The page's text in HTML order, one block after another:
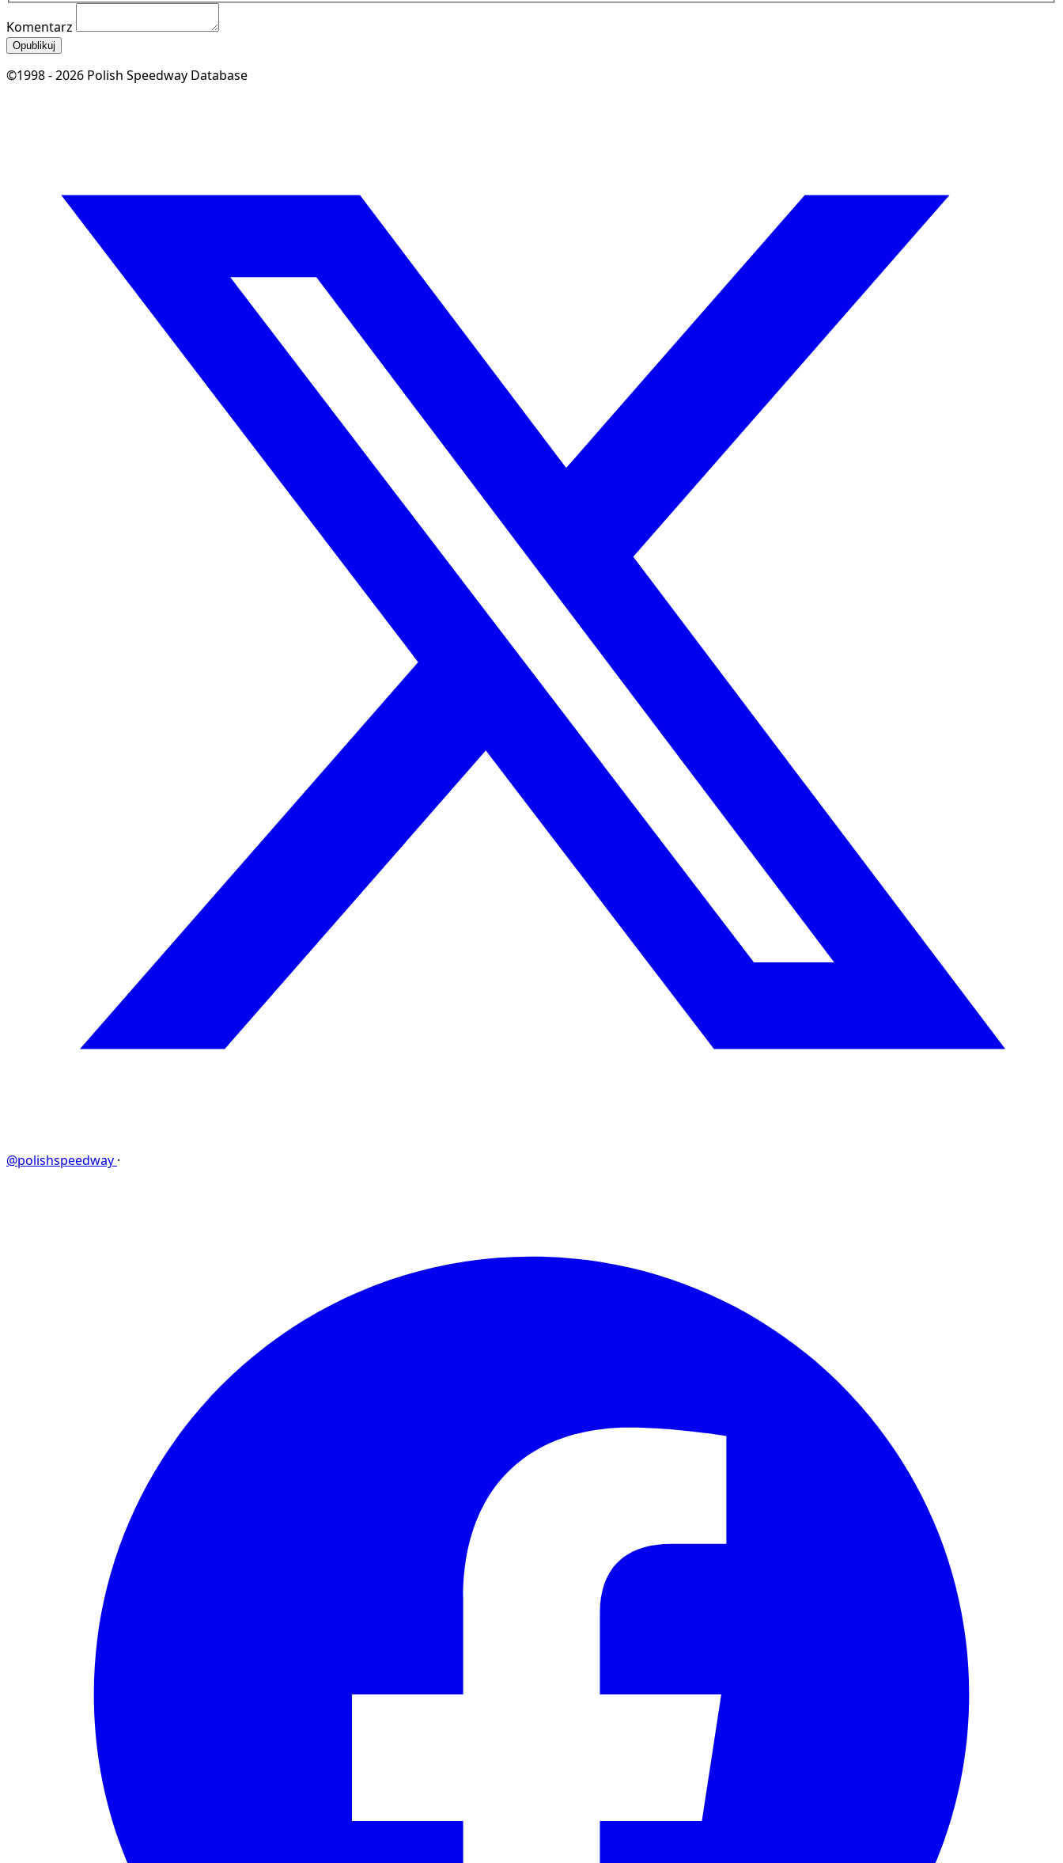
Komentarz
Opublikuj
©1998 - 2026 Polish Speedway Database
@polishspeedway ·